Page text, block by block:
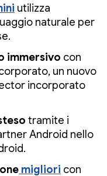
utilizza
naturale per
immersivo con
un nuovo
incorporato
tramite i
Android nello
migliori con